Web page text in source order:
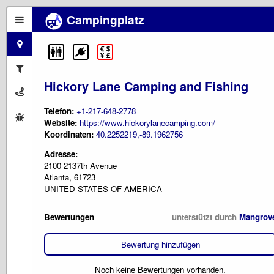
Campingplatz
Hickory Lane Camping and Fishing
Telefon: +1-217-648-2778
Website: https://www.hickorylanecamping.com/
Koordinaten: 40.2252219,-89.1962756
Adresse:
2100 2137th Avenue
Atlanta, 61723
UNITED STATES OF AMERICA
Bewertungen unterstützt durch
Bewertung hinzufügen
Noch keine Bewertungen vorhanden.